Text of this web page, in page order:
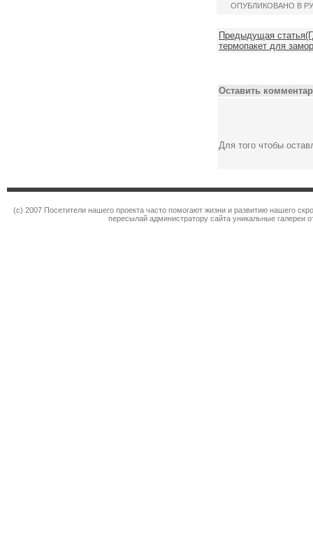
ОПУБЛИКОВАНО В
Предыдущая
термопакет для
Оставить
Для того чтобы
(c) 2007 Посетители нашего проекта часто помогают жизни и развитию нашего
пересылай администратору сайта уникальные галереи